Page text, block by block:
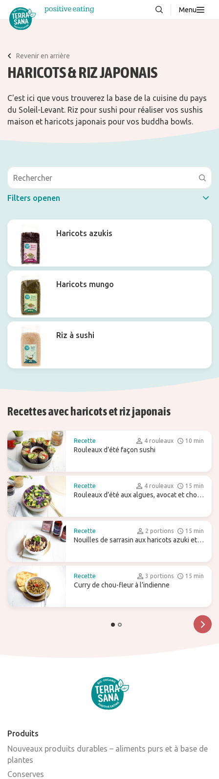
Menu
À propos de nous
Blog
Recettes
Revenir en arrière
HARICOTS & RIZ JAPONAIS
C'est ici que vous trouverez la base de la cuisine du pays
du Soleil-Levant. Riz pour sushi pour réaliser vos sushis
maison et haricots japonais pour vos buddha bowls.
Filters openen
Haricots azukis
Haricots mungo
Riz à sushi
Recettes avec haricots et riz japonais
Recette 4 rouleaux 10 min
Rouleaux d’été façon sushi
Recette 4 rouleaux 15 min
Rouleaux d’été aux algues, avocat et chou
Recette 2 portions 15 min
Nouilles de sarrasin aux haricots azuki et
Recette 3 portions 15 min
Curry de chou-fleur à l’indienne
Produits
Nouveaux produits durables – aliments purs et à base de
plantes
Conserves